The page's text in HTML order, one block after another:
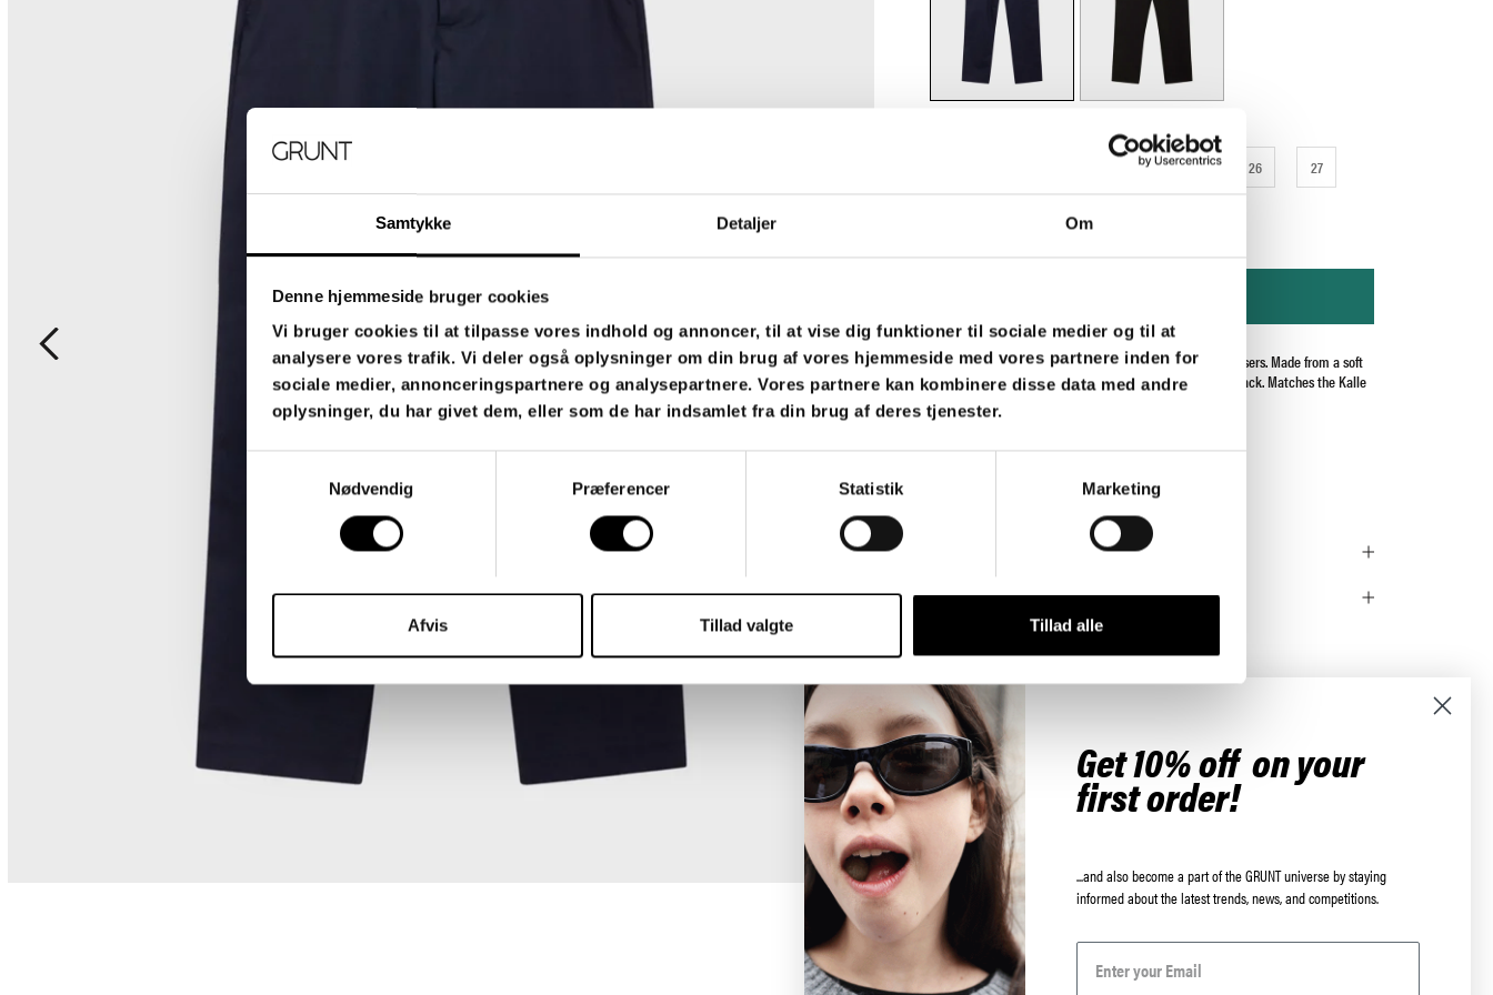
Samtykke Detaljer Om
Denne hjemmeside bruger cookies
Vi bruger cookies til at tilpasse vores indhold og annoncer, til at vise dig funktioner til sociale medier og til at
analysere vores trafik. Vi deler også oplysninger om din brug af vores hjemmeside med vores partnere inden for
sociale medier, annonceringspartnere og analysepartnere. Vores partnere kan kombinere disse data med andre
oplysninger, du har givet dem, eller som de har indsamlet fra din brug af deres tjenester.
Nødvendig
Præferencer Statistik Marketing
Afvis Tillad valgte Tillad alle
24 25 26 27
30
The Konrad trousers are modern, classically inspired trousers. Made from a soft
and comfortable material. Always available in Navy or Black. Matches the Kalle
Blazer and Kennet vest.
Quality: 70% Polyester, 28%Rayon, 2% Elastane
Note: Our clothes are children's sizes.
DELIVERY
Get 10% off on your
first order!
...and also become a part of the GRUNT universe by staying
informed about the latest trends, news, and competitions.